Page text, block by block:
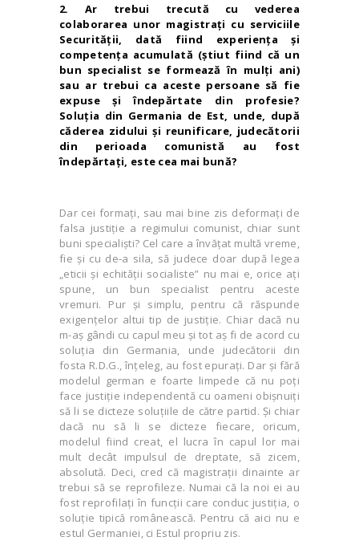
2. Ar trebui trecută cu vederea
colaborarea unor magistraţi cu serviciile
Securităţii, dată fiind experienţa şi
competenţa acumulată (ştiut fiind că un
bun specialist se formează în mulţi ani)
sau ar trebui ca aceste persoane să fie
expuse şi îndepărtate din profesie?
Soluţia din Germania de Est, unde, după
căderea zidului şi reunificare, judecătorii
din perioada comunistă au fost
îndepărtaţi, este cea mai bună?
Dar cei formaţi, sau mai bine zis deformaţi de
falsa justiţie a regimului comunist, chiar sunt
buni specialişti? Cel care a învăţat multă vreme,
fie şi cu de-a sila, să judece doar după legea
„eticii şi echităţii socialiste” nu mai e, orice aţi
spune, un bun specialist pentru aceste
vremuri. Pur şi simplu, pentru că răspunde
exigenţelor altui tip de justiţie. Chiar dacă nu
m-aş gândi cu capul meu şi tot aş fi de acord cu
soluţia din Germania, unde judecătorii din
fosta R.D.G., înţeleg, au fost epuraţi. Dar şi fără
modelul german e foarte limpede că nu poţi
face justiţie independentă cu oameni obişnuiţi
să li se dicteze soluţiile de către partid. Şi chiar
dacă nu să li se dicteze fiecare, oricum,
modelul fiind creat, el lucra în capul lor mai
mult decât impulsul de dreptate, să zicem,
absolută. Deci, cred că magistraţii dinainte ar
trebui să se reprofileze. Numai că la noi ei au
fost reprofilaţi în funcţii care conduc justiţia, o
soluţie tipică românească. Pentru că aici nu e
estul Germaniei, ci Estul propriu zis.